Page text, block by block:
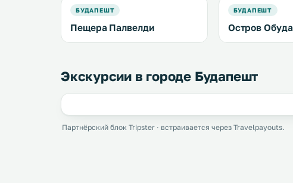
БУДАПЕШТ
Пещера Палвелди
БУДАПЕШТ
Остров Обуда
Экскурсии в городе Будапешт
Партнёрский блок Tripster · встраивается через Travelpayouts.